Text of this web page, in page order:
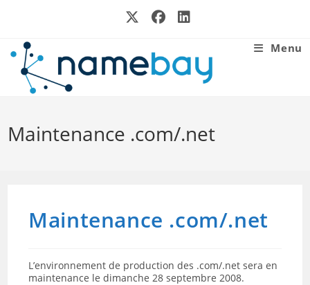
Menu
Maintenance .com/.net
Maintenance .com/.net
L’environnement de production des .com/.net sera en
maintenance le dimanche 28 septembre 2008.